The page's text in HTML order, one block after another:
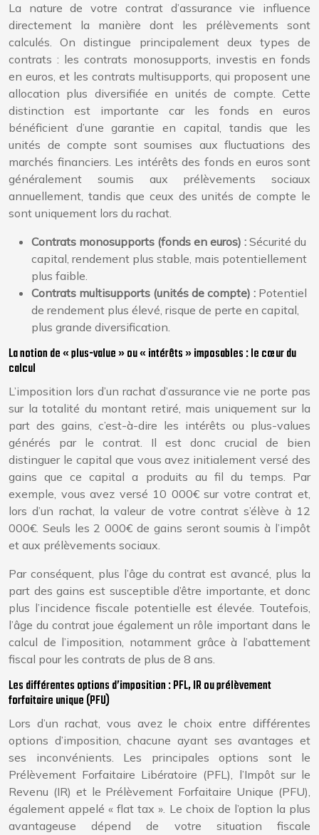
La nature de votre contrat d’assurance vie influence
directement la manière dont les prélèvements sont
calculés. On distingue principalement deux types de
contrats : les contrats monosupports, investis en fonds
en euros, et les contrats multisupports, qui proposent une
allocation plus diversifiée en unités de compte. Cette
distinction est importante car les fonds en euros
bénéficient d’une garantie en capital, tandis que les
unités de compte sont soumises aux fluctuations des
marchés financiers. Les intérêts des fonds en euros sont
généralement soumis aux prélèvements sociaux
annuellement, tandis que ceux des unités de compte le
sont uniquement lors du rachat.
Contrats monosupports (fonds en euros) : Sécurité du
capital, rendement plus stable, mais potentiellement
plus faible.
Contrats multisupports (unités de compte) : Potentiel
de rendement plus élevé, risque de perte en capital,
plus grande diversification.
La notion de « plus-value » ou « intérêts » imposables : le cœur du
calcul
L’imposition lors d’un rachat d’assurance vie ne porte pas
sur la totalité du montant retiré, mais uniquement sur la
part des gains, c’est-à-dire les intérêts ou plus-values
générés par le contrat. Il est donc crucial de bien
distinguer le capital que vous avez initialement versé des
gains que ce capital a produits au fil du temps. Par
exemple, vous avez versé 10 000€ sur votre contrat et,
lors d’un rachat, la valeur de votre contrat s’élève à 12
000€. Seuls les 2 000€ de gains seront soumis à l’impôt
et aux prélèvements sociaux.
Par conséquent, plus l’âge du contrat est avancé, plus la
part des gains est susceptible d’être importante, et donc
plus l’incidence fiscale potentielle est élevée. Toutefois,
l’âge du contrat joue également un rôle important dans le
calcul de l’imposition, notamment grâce à l’abattement
fiscal pour les contrats de plus de 8 ans.
Les différentes options d’imposition : PFL, IR ou prélèvement
forfaitaire unique (PFU)
Lors d’un rachat, vous avez le choix entre différentes
options d’imposition, chacune ayant ses avantages et
ses inconvénients. Les principales options sont le
Prélèvement Forfaitaire Libératoire (PFL), l’Impôt sur le
Revenu (IR) et le Prélèvement Forfaitaire Unique (PFU),
également appelé « flat tax ». Le choix de l’option la plus
avantageuse dépend de votre situation fiscale